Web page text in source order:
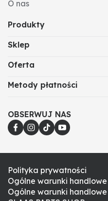
O nas
Produkty
Sklep
Oferta
Metody płatności
OBSERWUJ NAS
Polityka prywatności
Ogólne warunki handlowe
Ogólne warunki handlowe